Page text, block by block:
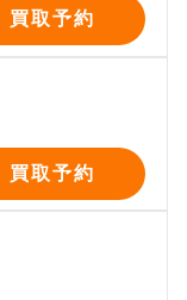
買取予約
買取予約